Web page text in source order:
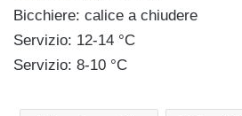
Bicchiere: calice a chiudere
Servizio: 12-14 °C
Servizio: 8-10 °C